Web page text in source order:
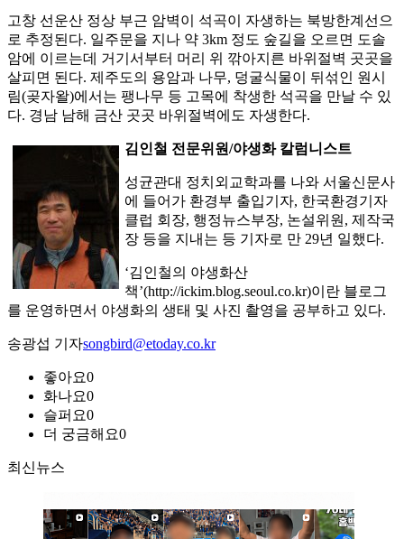
고창 선운산 정상 부근 암벽이 석곡이 자생하는 북방한계선으
로 추정된다. 일주문을 지나 약 3km 정도 숲길을 오르면 도솔
암에 이르는데 거기서부터 머리 위 깎아지른 바위절벽 곳곳을
살피면 된다. 제주도의 용암과 나무, 덩굴식물이 뒤섞인 원시
림(곶자왈)에서는 팽나무 등 고목에 착생한 석곡을 만날 수 있
다. 경남 남해 금산 곳곳 바위절벽에도 자생한다.
김인철 전문위원/야생화 칼럼니스트
성균관대 정치외교학과를 나와 서울신문사
에 들어가 환경부 출입기자, 한국환경기자
클럽 회장, 행정뉴스부장, 논설위원, 제작국
장 등을 지내는 등 기자로 만 29년 일했다.
‘김인철의 야생화산
책’(http://ickim.blog.seoul.co.kr)이란 블로그
를 운영하면서 야생화의 생태 및 사진 촬영을 공부하고 있다.
송광섭 기자songbird@etoday.co.kr
좋아요0
화나요0
슬퍼요0
더 궁금해요0
최신뉴스